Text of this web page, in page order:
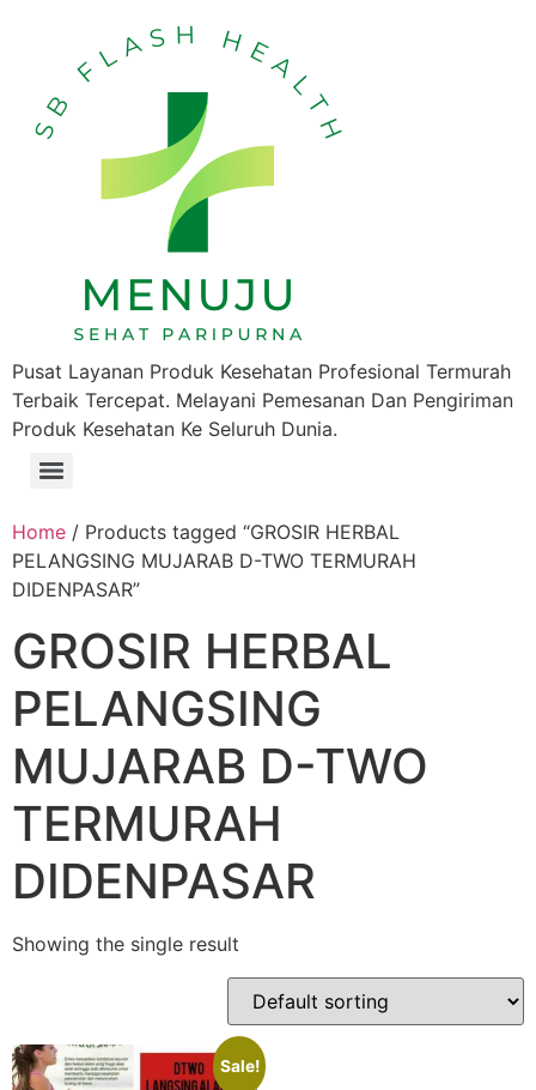
Pusat Layanan Produk Kesehatan Profesional Termurah
Terbaik Tercepat. Melayani Pemesanan Dan Pengiriman
Produk Kesehatan Ke Seluruh Dunia.
Home / Products tagged “GROSIR HERBAL
PELANGSING MUJARAB D-TWO TERMURAH
DIDENPASAR”
GROSIR HERBAL
PELANGSING
MUJARAB D-TWO
TERMURAH
DIDENPASAR
Showing the single result
Sale!